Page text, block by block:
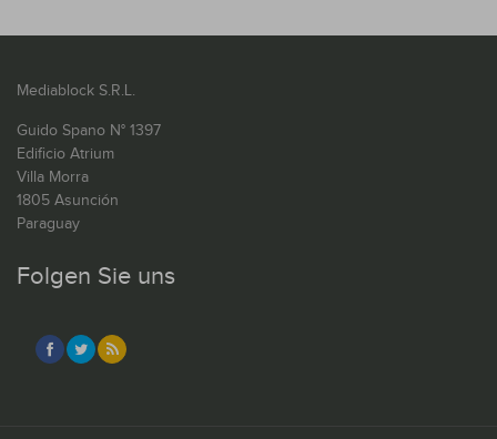
Mediablock S.R.L.
Guido Spano N° 1397
Edificio Atrium
Villa Morra
1805 Asunción
Paraguay
Folgen Sie uns